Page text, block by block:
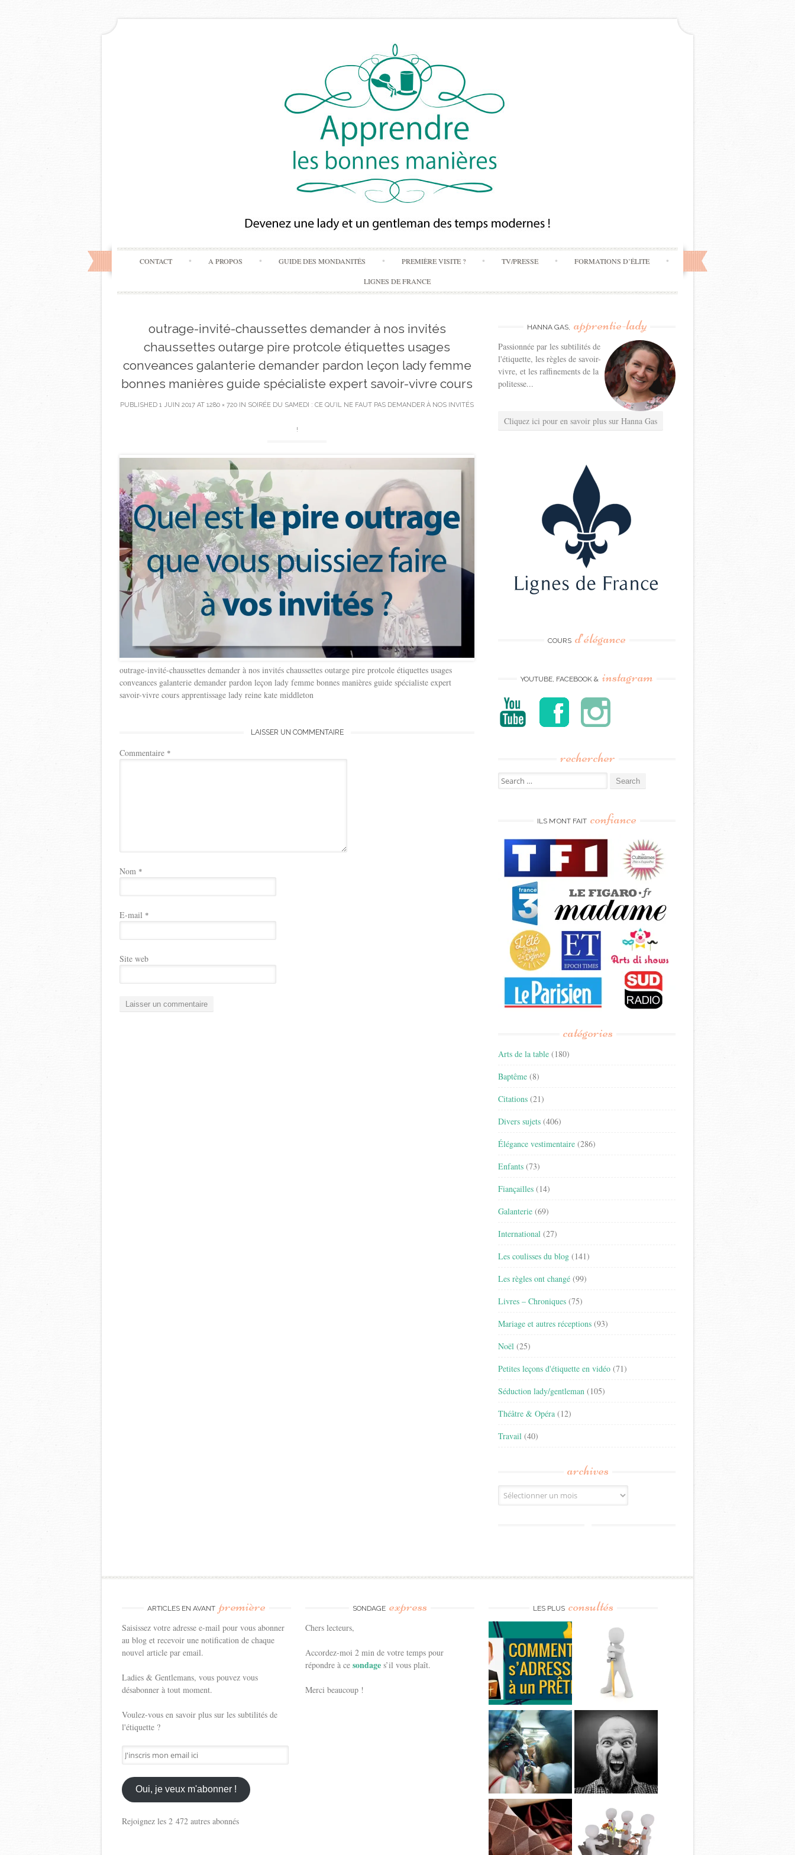
Skip
to
content
CONTACT A PROPOS GUIDE DES MONDANITÉS PREMIÈRE VISITE ? TV/PRESSE FORMATIONS D’ÉLITE
LIGNES DE FRANCE
outrage-invité-chaussettes demander à nos invités
chaussettes outarge pire protcole étiquettes usages
conveances galanterie demander pardon leçon lady femme
bonnes manières guide spécialiste expert savoir-vivre cours
PUBLISHED 1 JUIN 2017 AT 1280 × 720 IN SOIRÉE DU SAMEDI : CE QU’IL NE FAUT PAS DEMANDER À NOS INVITÉS
!
outrage-invité-chaussettes demander à nos invités chaussettes outarge pire protcole étiquettes usages
conveances galanterie demander pardon leçon lady femme bonnes manières guide spécialiste expert
savoir-vivre cours apprentissage lady reine kate middleton
LAISSER UN COMMENTAIRE
Commentaire *
Nom *
E-mail *
Site web
HANNA GAS, apprentie-lady
Passionnée par les subtilités de
l'étiquette, les règles de savoir-
vivre, et les raffinements de la
politesse...
Cliquez ici pour en savoir plus sur Hanna Gas
COURS d’élégance
YOUTUBE, FACEBOOK & instagram
rechercher
Search
for:
ILS M’ONT FAIT confiance
catégories
Arts de la table (180)
Baptême (8)
Citations (21)
Divers sujets (406)
Élégance vestimentaire (286)
Enfants (73)
Fiançailles (14)
Galanterie (69)
International (27)
Les coulisses du blog (141)
Les règles ont changé (99)
Livres – Chroniques (75)
Mariage et autres réceptions (93)
Noël (25)
Petites leçons d'étiquette en vidéo (71)
Séduction lady/gentleman (105)
Théâtre & Opéra (12)
Travail (40)
archives
Archives
ARTICLES EN AVANT première
Saisissez votre adresse e-mail pour vous abonner
au blog et recevoir une notification de chaque
nouvel article par email.
Ladies & Gentlemans, vous pouvez vous
désabonner à tout moment.
Voulez-vous en savoir plus sur les subtilités de
l'étiquette ?
J'inscris
mon
email
ici
Oui, je veux m'abonner !
Rejoignez les 2 472 autres abonnés
SONDAGE express
Chers lecteurs,
Accordez-moi 2 min de votre temps pour
répondre à cesondages’il vous plaît.
Merci beaucoup !
LES PLUS consultés